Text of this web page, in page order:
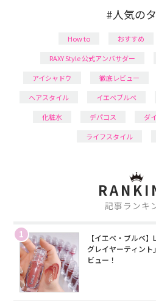
#人気の
How to おすすめ
RAXY Style 公式アンバサダー
アイシャドウ
徹底レビュー
ヘアスタイル
イエベブルベ
化粧水
デパコス ダ
ライフスタイル
記事ランキ
1
【イエベ・ブルベ
グレイヤーティン
ビュー！